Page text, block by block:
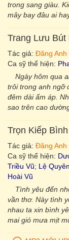
trong sang giàu.
mây bay đâu ai
Trang Lưu Bút
Tác giả: Đăng Anh
Ca sỹ thể hiện:
Ngày hôm qua
trôi trong anh ngỡ
đêm dài ấm áp.
sao trên cao
Trọn Kiếp
Tác giả: Đăng Anh
Ca sỹ thể hiện:
Triều Vũ; Lệ Quyên
Hoài Vũ
Tình yêu đến
vần thơ. Này tình
nhau ta xin bình
mai gió mưa mịt